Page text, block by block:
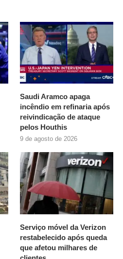
Saudi Aramco apaga
incêndio em refinaria após
reivindicação de ataque
pelos Houthis
9 de agosto de 2026
Serviço móvel da Verizon
restabelecido após queda
que afetou milhares de